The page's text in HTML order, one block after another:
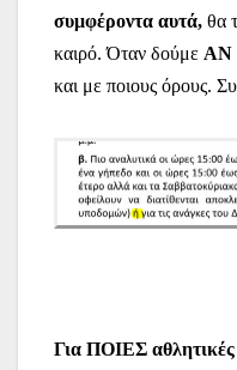
συμφέροντα αυτά, θα
καιρό. Όταν δούμε ΑΝ
και με ποιους όρους.
Για ΠΟΙΕΣ αθλητικές